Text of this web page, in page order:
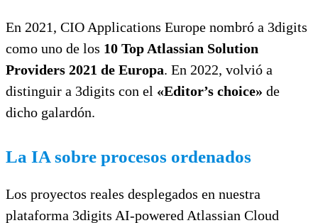
En 2021, CIO Applications Europe nombró a 3digits
como uno de los 10 Top Atlassian Solution
Providers 2021 de Europa. En 2022, volvió a
distinguir a 3digits con el «Editor’s choice» de
dicho galardón.
La IA sobre procesos ordenados
Los proyectos reales desplegados en nuestra
plataforma 3digits AI-powered Atlassian Cloud